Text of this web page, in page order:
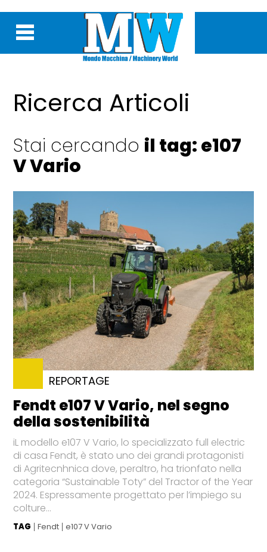
Ricerca Articoli
Stai cercando il tag: e107
V Vario
REPORTAGE
Fendt e107 V Vario, nel segno
della sostenibilità
iL modello e107 V Vario, lo specializzato full electric
di casa Fendt, è stato uno dei grandi protagonisti
di Agritecnhnica dove, peraltro, ha trionfato nella
categoria “Sustainable Toty” del Tractor of the Year
2024. Espressamente progettato per l’impiego su
colture...
TAG Fendt e107 V Vario